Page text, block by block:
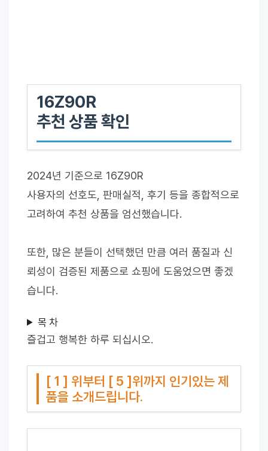
16Z90R
추천 상품 확인
2024년 기준으로 16Z90R
사용자의 선호도, 판매실적, 후기 등을 종합적으로
고려하여 추천 상품을 엄선했습니다.
또한, 많은 분들이 선택했던 만큼 여러 품질과 신
뢰성이 검증된 제품으로 쇼핑에 도움었으면 좋겠
습니다.
목 차
즐겁고 행복한 하루 되십시오.
[ 1 ] 위부터 [ 5 ]위까지 인기있는 제
품을 소개드립니다.